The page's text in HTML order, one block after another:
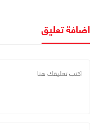
اضافة تعليق